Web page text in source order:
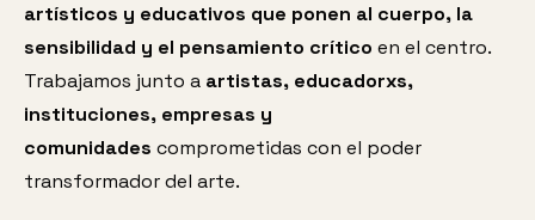
artísticos y educativos que ponen al cuerpo, la
sensibilidad y el pensamiento crítico en el centro.
Trabajamos junto a artistas, educadorxs,
instituciones, empresas y
comunidades comprometidas con el poder
transformador del arte.